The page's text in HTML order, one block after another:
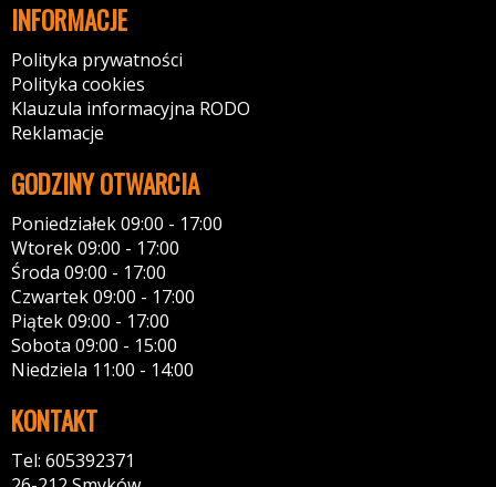
INFORMACJE
Polityka prywatności
Polityka cookies
Klauzula informacyjna RODO
Reklamacje
GODZINY OTWARCIA
Poniedziałek 09:00 - 17:00
Wtorek 09:00 - 17:00
Środa 09:00 - 17:00
Czwartek 09:00 - 17:00
Piątek 09:00 - 17:00
Sobota 09:00 - 15:00
Niedziela 11:00 - 14:00
KONTAKT
Tel: 605392371